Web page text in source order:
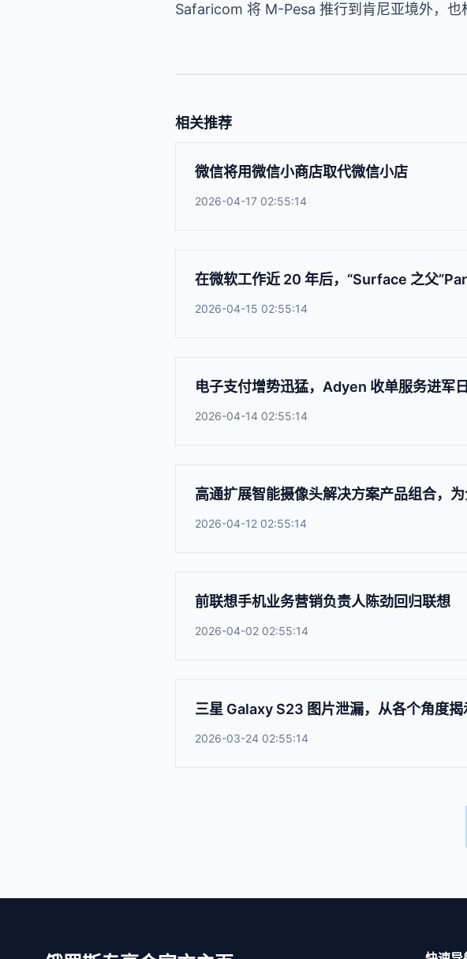
Safaricom 将 M-Pesa 推行到肯尼亚境外，也
相关推荐
微信将用微信小商店取代微信小店
2026-04-17 02:55:14
在微软工作近 20 年后，“Surface 之父
2026-04-15 02:55:14
电子支付增势迅猛，Adyen 收单服务进军
2026-04-14 02:55:14
高通扩展智能摄像头解决方案产品组合，
2026-04-12 02:55:14
前联想手机业务营销负责人陈劲回归联想
2026-04-02 02:55:14
三星 Galaxy S23 图片泄漏，从各个角度
2026-03-24 02:55:14